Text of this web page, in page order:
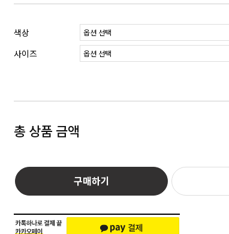
색상
사이즈
총 상품 금액
구매하기